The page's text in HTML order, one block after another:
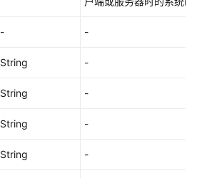
- -
String -
String -
String -
String -